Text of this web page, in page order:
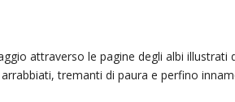
attraverso le pagine degli albi
tremanti di paura e perfino